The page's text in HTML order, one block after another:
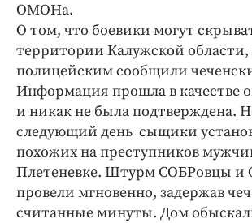
ПРОЕКТЫ
Блоги
Издания
Медиаперсона
Интересное чтиво
Клиника года
Бренд года
Работодатель года
ОМОНа.
О том, что боевики могут
территории Калужской
полицейским сообщили
Информация прошла в качестве
и никак не была подтверждена.
следующий день сыщики
похожих на преступников
Плетеневке. Штурм СОБРовцы
провели мгновенно, задержав
считанные минуты. Дом